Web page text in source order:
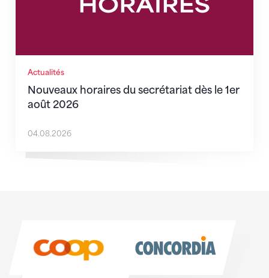
Actualités
Nouveaux horaires du secrétariat dès le 1er
août 2026
04.08.2026